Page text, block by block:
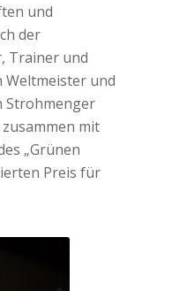
und
der
Trainer und
Weltmeister und
Strohmenger
mit
„Grünen
Preis für